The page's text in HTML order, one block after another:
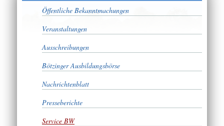
Öffentliche Bekanntmachungen
Veranstaltungen
Ausschreibungen
Bötzinger Ausbildungsbörse
Nachrichtenblatt
Presseberichte
Service BW